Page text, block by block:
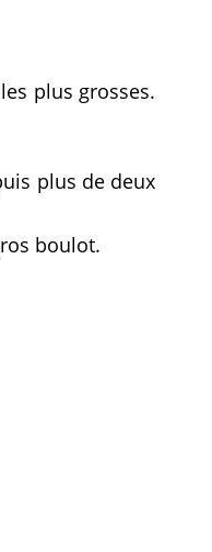
plus grosses.
plus de deux
boulot.